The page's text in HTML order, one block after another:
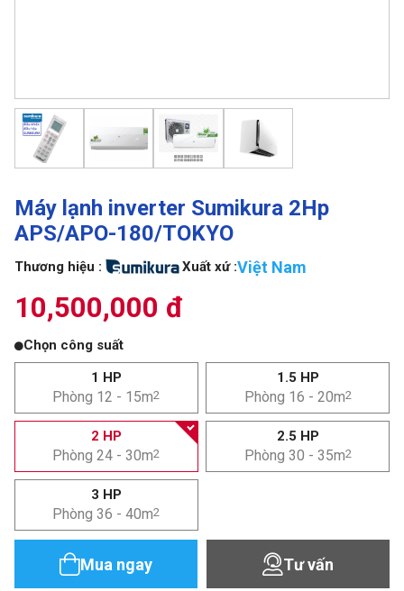
Máy lạnh inverter Sumikura 2Hp
APS/APO-180/TOKYO
Thương hiệu : Xuất xứ :Việt Nam
10,500,000 đ
Chọn công suất
1 HP
Phòng 12 - 15m2
1.5 HP
Phòng 16 - 20m2
2 HP
Phòng 24 - 30m2
2.5 HP
Phòng 30 - 35m2
3 HP
Phòng 36 - 40m2
Mua ngay Tư vấn